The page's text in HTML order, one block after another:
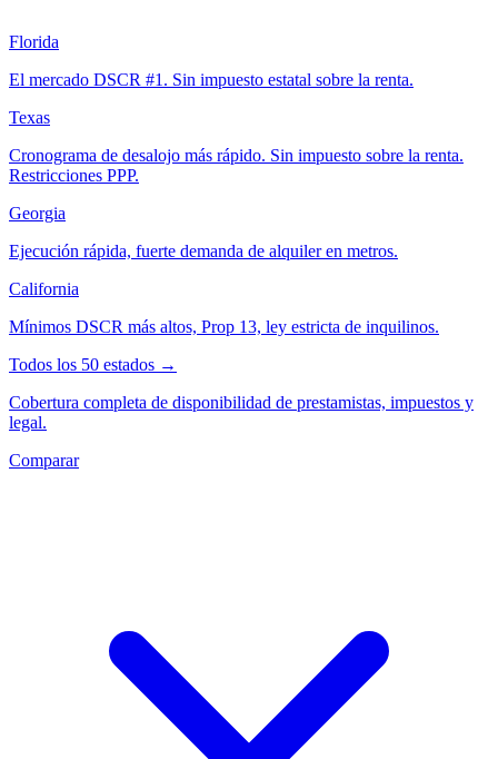
Florida
El mercado DSCR #1. Sin impuesto estatal sobre la renta.
Texas
Cronograma de desalojo más rápido. Sin impuesto sobre la renta.
Restricciones PPP.
Georgia
Ejecución rápida, fuerte demanda de alquiler en metros.
California
Mínimos DSCR más altos, Prop 13, ley estricta de inquilinos.
Todos los 50 estados →
Cobertura completa de disponibilidad de prestamistas, impuestos y
legal.
Comparar